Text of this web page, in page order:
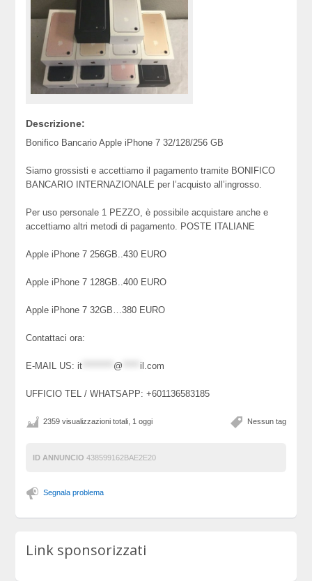
Descrizione:
Bonifico Bancario Apple iPhone 7 32/128/256 GB
Siamo grossisti e accettiamo il pagamento tramite BONIFICO
BANCARIO INTERNAZIONALE per l’acquisto all’ingrosso.
Per uso personale 1 PEZZO, è possibile acquistare anche e
accettiamo altri metodi di pagamento. POSTE ITALIANE
Apple iPhone 7 256GB..430 EURO
Apple iPhone 7 128GB..400 EURO
Apple iPhone 7 32GB…380 EURO
Contattaci ora:
E-MAIL US: it @ il.com
UFFICIO TEL / WHATSAPP: +601136583185
Nessun tag
2359 visualizzazioni totali, 1 oggi
ID ANNUNCIO 438599162BAE2E20
Segnala problema
Link sponsorizzati